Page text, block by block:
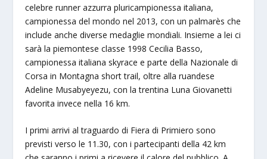
celebre runner azzurra pluricampionessa italiana,
campionessa del mondo nel 2013, con un palmarès che
include anche diverse medaglie mondiali. Insieme a lei ci
sarà la piemontese classe 1998 Cecilia Basso,
campionessa italiana skyrace e parte della Nazionale di
Corsa in Montagna short trail, oltre alla ruandese
Adeline Musabyeyezu, con la trentina Luna Giovanetti
favorita invece nella 16 km.
I primi arrivi al traguardo di Fiera di Primiero sono
previsti verso le 11.30, con i partecipanti della 42 km